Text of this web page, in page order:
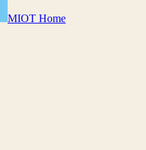
MIOT Home